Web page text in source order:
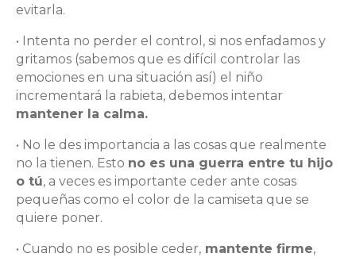
evitarla.
• Intenta no perder el control, si nos enfadamos y
gritamos (sabemos que es difícil controlar las
emociones en una situación así) el niño
incrementará la rabieta, debemos intentar
mantener la calma.
• No le des importancia a las cosas que realmente
no la tienen. Esto no es una guerra entre tu hijo
o tú, a veces es importante ceder ante cosas
pequeñas como el color de la camiseta que se
quiere poner.
• Cuando no es posible ceder, mantente firme,